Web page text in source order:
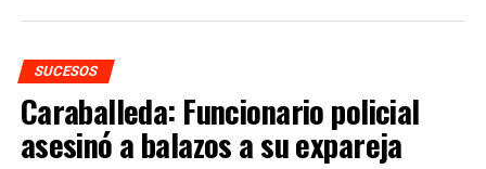
SUCESOS
Caraballeda: Funcionario policial
asesinó a balazos a su expareja